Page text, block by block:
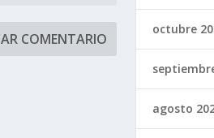
octubre
agosto